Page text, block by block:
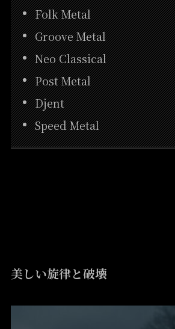
Folk Metal
Groove Metal
Neo Classical
Post Metal
Djent
Speed Metal
美しい旋律と破壊